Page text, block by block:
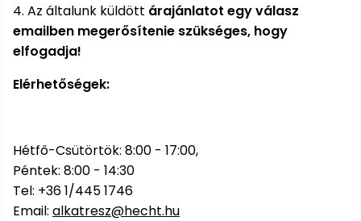
4. Az általunk küldött árajánlatot egy válasz
emailben megerősítenie szükséges, hogy
elfogadja!
Elérhetőségek:
Hétfő-Csütörtök: 8:00 - 17:00,
Péntek: 8:00 - 14:30
Tel: +36 1/445 1746
Email: alkatresz@hecht.hu